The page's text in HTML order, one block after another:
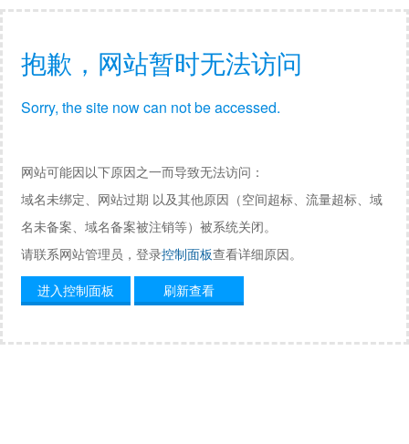
抱歉，网站暂时无法访问
Sorry, the site now can not be accessed.
网站可能因以下原因之一而导致无法访问：
域名未绑定、网站过期 以及其他原因（空间超标、流量超标、域
名未备案、域名备案被注销等）被系统关闭。
请联系网站管理员，登录控制面板查看详细原因。
进入控制面板
刷新查看